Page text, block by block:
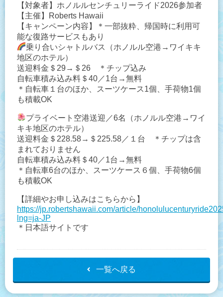
【対象者】ホノルルセンチュリーライド2026参加者
【主催】Roberts Hawaii
【キャンペーン内容】＊一部抜粋、帰国時に利用可
能な復路サービスもあり
乗り合いシャトルバス（ホノルル空港→ワイキキ
地区のホテル）
送迎料金＄29→＄26 ＊チップ込み
自転車積み込み料＄40／1台→無料
＊自転車１台のほか、スーツケース1個、手荷物1個
も積載OK
プライベート空港送迎／6名（ホノルル空港→ワイ
キキ地区のホテル）
送迎料金＄228.58→＄225.58／１台 ＊チップは含
まれておりません
自転車積み込み料＄40／1台→無料
＊自転車6台のほか、スーツケース６個、手荷物6個
も積載OK
【詳細やお申し込みはこちらから】
https://jp.robertshawaii.com/article/
lng=ja-JP
＊日本語サイトです
一覧へ戻る